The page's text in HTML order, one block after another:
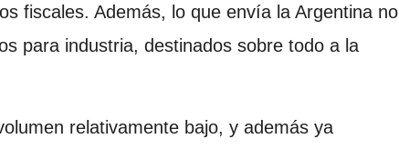
fiscales. Además, lo que envía la Argentina no
para industria, destinados sobre todo a la
relativamente bajo, y además ya